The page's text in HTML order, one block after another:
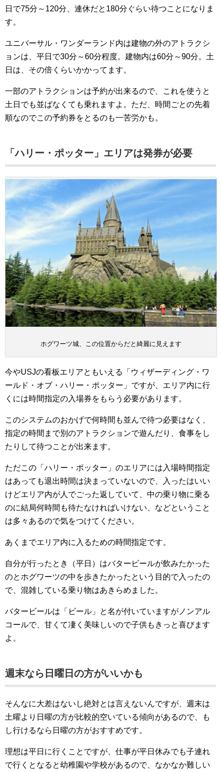
日で75分～120分、連休だと180分ぐらい待つことになりま
す。
ユニバーサル・ワンダーランド内は建物の外のアトラクシ
ョンは、平日で30分～60分程度。建物内は60分～90分。土
日は、その倍くらいかかってます。
一部のアトラクションは予約が出来るので、これを使うと
土日でも並ばなくても乗れますよ。ただ、時間ごとの先着
順なのでこの予約券をとるのも一苦労かも。
「ハリー・ポッター」エリアは発券が必要
ホグワーツ城、この位置からだと綺麗に見えます
今やUSJの看板エリアともいえる「ウィザーディング・ワ
ールド・オブ・ハリー・ポッター」ですが、エリア内に行
くには時間指定の入場券をもらう必要があります。
このシステムのおかげで何時間も並んで待つ必要はなく、
指定の時間まで別のアトラクションで遊んだり、食事をし
たりして待つことが出来ます。
ただこの「ハリー・ポッター」のエリアには入場時間指定
はあっても退出時間は決まっていないので、入ったはいい
けどエリア内が人でごった返していて、中の乗り物に乗る
のに結局何時間も待たなければいけない、などということ
は多々あるので気をつけてください。
あくまでエリア内に入るための時間指定です。
自分が行ったとき（平日）はバタービールが飲みたかった
のとホグワーツの中を歩きたかったという目的で入ったの
で、混雑している乗り物はあきらめました。
バタービールは「ビール」と名が付いていますがノンアル
コールで、甘くて凄く美味しいので子供もきっと喜びます
よ。
週末なら日曜日の方がいいかも
そんなに大差はないし絶対とは言えないんですが、週末は
土曜より日曜の方が比較的空いている傾向があるので、も
し行けるなら日曜の方がおすすめです。
理想は平日に行くことですが、仕事が平日休みでも子連れ
で行くとなると幼稚園や学校があるので、なかなか難しい